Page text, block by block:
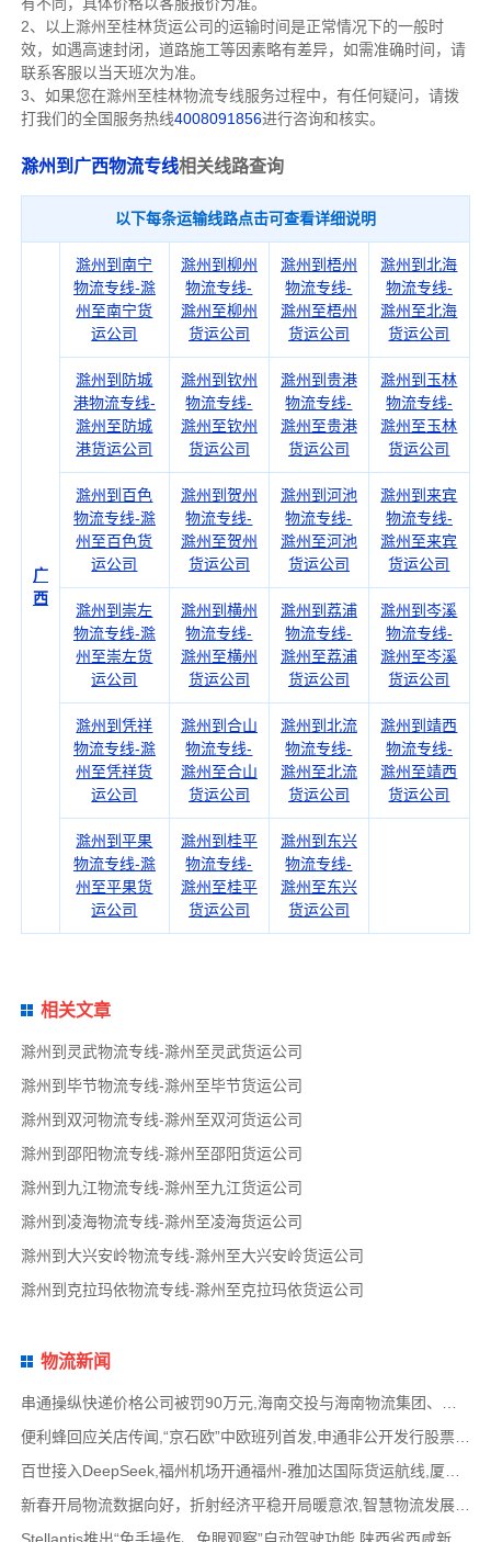
2、以上滁州 至桂林货运公司的运输时间是正常情况下的一般时
效，如遇高速封闭，道路施工等因素略有差异，如需准确时间，请
联系客服以当天班次为准。
3、如果您在滁州 至桂林物流专线服务过程中，有任何疑问，请拨
打我们的全国服务热线4008091856进行咨询和核实。
滁州到广西物流专线相关线路查询
以下每条运输线路点击可查看详细说明
广
西
滁州到南宁
物流专线-滁
州至南宁货
运公司
滁州到柳州
物流专线-
滁州至柳州
货运公司
滁州到梧州
物流专线-
滁州至梧州
货运公司
滁州到北海
物流专线-
滁州至北海
货运公司
滁州到防城
港物流专线-
滁州至防城
港货运公司
滁州到钦州
物流专线-
滁州至钦州
货运公司
滁州到贵港
物流专线-
滁州至贵港
货运公司
滁州到玉林
物流专线-
滁州至玉林
货运公司
滁州到百色
物流专线-滁
州至百色货
运公司
滁州到贺州
物流专线-
滁州至贺州
货运公司
滁州到河池
物流专线-
滁州至河池
货运公司
滁州到来宾
物流专线-
滁州至来宾
货运公司
滁州到崇左
物流专线-滁
州至崇左货
运公司
滁州到横州
物流专线-
滁州至横州
货运公司
滁州到荔浦
物流专线-
滁州至荔浦
货运公司
滁州到岑溪
物流专线-
滁州至岑溪
货运公司
滁州到凭祥
物流专线-滁
州至凭祥货
运公司
滁州到合山
物流专线-
滁州至合山
货运公司
滁州到北流
物流专线-
滁州至北流
货运公司
滁州到靖西
物流专线-
滁州至靖西
货运公司
滁州到平果
物流专线-滁
州至平果货
运公司
滁州到桂平
物流专线-
滁州至桂平
货运公司
滁州到东兴
物流专线-
滁州至东兴
货运公司
相关文章
滁州到灵武物流专线-滁州至灵武货运公司
滁州到毕节物流专线-滁州至毕节货运公司
滁州到双河物流专线-滁州至双河货运公司
滁州到邵阳物流专线-滁州至邵阳货运公司
滁州到九江物流专线-滁州至九江货运公司
滁州到凌海物流专线-滁州至凌海货运公司
滁州到大兴安岭物流专线-滁州至大兴安岭货运公司
滁州到克拉玛依物流专线-滁州至克拉玛依货运公司
物流新闻
便利蜂回应关店传闻,“京石欧”中欧班列首发,申通非公开发行股票方案失效,老挝中通和老挝
百世接入DeepSeek,福州机场开通福州-雅加达国际货运航线,厦门拟立法保障网约配送员劳动权益
新春开局物流数据向好，折射经济平稳开局暖意浓,智慧物流发展迅猛，新一代信息技术深度融